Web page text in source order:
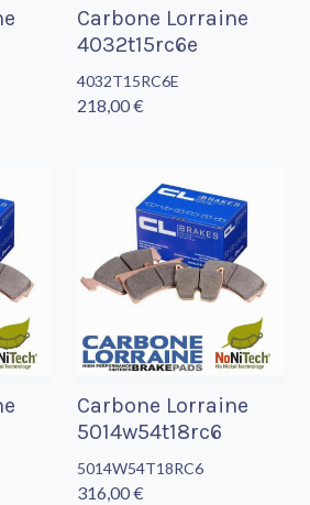
Carbone Lorraine
4032t15rc6e
4032T15RC6E
218,00 €
Carbone Lorraine
5014w54t18rc6
5014W54T18RC6
316,00 €